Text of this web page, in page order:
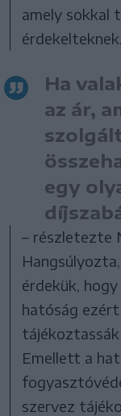
amely sokkal
érdekelteknek.
Ha
az ár,
egy
– részletezte
érdekük,
hatóság
Emellett a
szervez